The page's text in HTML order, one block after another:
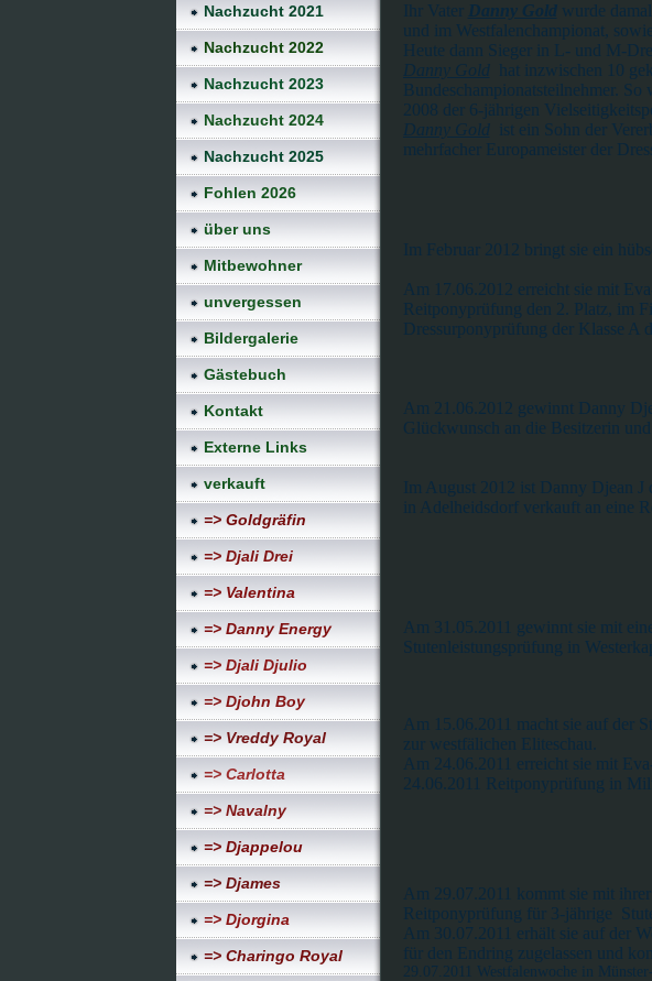
Nachzucht 2021
Nachzucht 2022
Nachzucht 2023
Nachzucht 2024
Nachzucht 2025
Fohlen 2026
über uns
Mitbewohner
unvergessen
Bildergalerie
Gästebuch
Kontakt
Externe Links
verkauft
=> Goldgräfin
=> Djali Drei
=> Valentina
=> Danny Energy
=> Djali Djulio
=> Djohn Boy
=> Vreddy Royal
=> Carlotta
=> Navalny
=> Djappelou
=> Djames
=> Djorgina
=> Charingo Royal
Ihr Vater Danny Goldwurde
und im Westfalenchampionat,
Heute dann Sieger in L- und M-
Danny Gold hat inzwischen 10
Bundeschampionatsteilnehmer. So
2008 der 6-jährigen
Danny Goldist ein Sohn der
mehrfacher Europameister der
Im Februar 2012 bringt sie ein
Am 17.06.2012 erreicht sie mit
Reitponyprüfung den 2. Platz, im
Dressurponyprüfung der Klasse A
Am 21.06.2012 gewinnt Danny
Glückwunsch an die Besitzerin
Im August 2012 ist Danny Djean J
in Adelheidsdorf verkauft an eine
Am 31.05.2011 gewinnt sie mit
Stutenleistungsprüfung in
Am 15.06.2011 macht sie auf der
zur westfälichen Eliteschau.
Am 24.06.2011 erreicht sie mit
24.06.2011 Reitponyprüfung in
Am 29.07.2011 kommt sie mit
Reitponyprüfung für 3-jährige
Am 30.07.2011 erhält sie auf der
für den Endring zugelassen und
29.07.2011 Westfalenwoche in